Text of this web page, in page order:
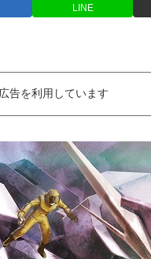
LINE
告を利用しています